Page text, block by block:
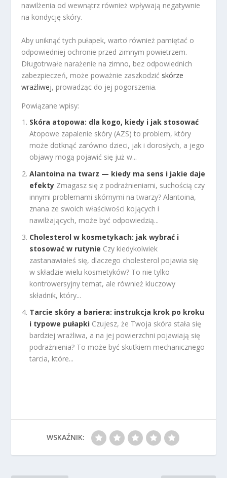
nawilżenia od wewnątrz również wpływają negatywnie
na kondycję skóry.
Aby uniknąć tych pułapek, warto również pamiętać o
odpowiedniej ochronie przed zimnym powietrzem.
Długotrwałe narażenie na zimno, bez odpowiednich
zabezpieczeń, może poważnie zaszkodzić skórze
wrażliwej, prowadząc do jej pogorszenia.
Powiązane wpisy:
Skóra atopowa: dla kogo, kiedy i jak stosować
Atopowe zapalenie skóry (AZS) to problem, który
może dotknąć zarówno dzieci, jak i dorosłych, a jego
objawy mogą pojawić się już w...
Alantoina na twarz — kiedy ma sens i jakie daje
efekty Zmagasz się z podrażnieniami, suchością czy
innymi problemami skórnymi na twarzy? Alantoina,
znana ze swoich właściwości kojących i
nawilżających, może być odpowiedzią...
Cholesterol w kosmetykach: jak wybrać i
stosować w rutynie Czy kiedykolwiek
zastanawiałeś się, dlaczego cholesterol pojawia się
w składzie wielu kosmetyków? To nie tylko
kontrowersyjny temat, ale również kluczowy
składnik, który...
Tarcie skóry a bariera: instrukcja krok po kroku
i typowe pułapki Czujesz, że Twoja skóra stała się
bardziej wrażliwa, a na jej powierzchni pojawiają się
podrażnienia? To może być skutkiem mechanicznego
tarcia, które...
WSKAŹNIK: